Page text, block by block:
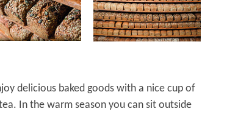
delicious baked goods with a nice cup of
In the warm season you can sit outside